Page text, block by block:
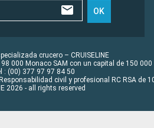
OK
crucero – CRUISELINE
000 Monaco SAM con un capital de 150 000
: (00) 377 97 97 84 50
civil y profesional RC RSA de
2026 - all rights reserved